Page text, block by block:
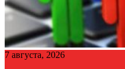
7 августа, 2026